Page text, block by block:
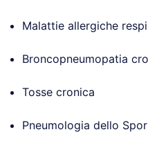
Malattie allergiche
Broncopneumopatia
Tosse cronica
Pneumologia dello